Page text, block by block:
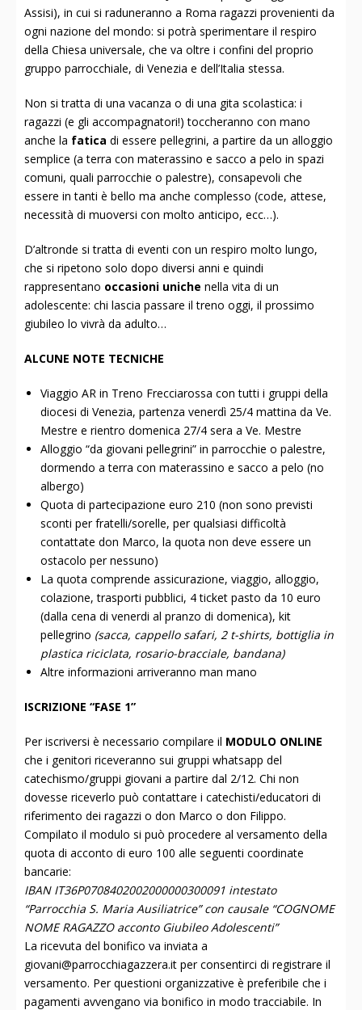
Assisi), in cui si raduneranno a Roma ragazzi provenienti da
ogni nazione del mondo: si potrà sperimentare il respiro
della Chiesa universale, che va oltre i confini del proprio
gruppo parrocchiale, di Venezia e dell’Italia stessa.
Non si tratta di una vacanza o di una gita scolastica: i
ragazzi (e gli accompagnatori!) toccheranno con mano
anche la fatica di essere pellegrini, a partire da un alloggio
semplice (a terra con materassino e sacco a pelo in spazi
comuni, quali parrocchie o palestre), consapevoli che
essere in tanti è bello ma anche complesso (code, attese,
necessità di muoversi con molto anticipo, ecc…).
D’altronde si tratta di eventi con un respiro molto lungo,
che si ripetono solo dopo diversi anni e quindi
rappresentano occasioni uniche nella vita di un
adolescente: chi lascia passare il treno oggi, il prossimo
giubileo lo vivrà da adulto…
ALCUNE NOTE TECNICHE
Viaggio AR in Treno Frecciarossa con tutti i gruppi della
diocesi di Venezia, partenza venerdì 25/4 mattina da Ve.
Mestre e rientro domenica 27/4 sera a Ve. Mestre
Alloggio “da giovani pellegrini” in parrocchie o palestre,
dormendo a terra con materassino e sacco a pelo (no
albergo)
Quota di partecipazione euro 210 (non sono previsti
sconti per fratelli/sorelle, per qualsiasi difficoltà
contattate don Marco, la quota non deve essere un
ostacolo per nessuno)
La quota comprende assicurazione, viaggio, alloggio,
colazione, trasporti pubblici, 4 ticket pasto da 10 euro
(dalla cena di venerdi al pranzo di domenica), kit
pellegrino (sacca, cappello safari, 2 t-shirts, bottiglia in
plastica riciclata, rosario-bracciale, bandana)
Altre informazioni arriveranno man mano
ISCRIZIONE “FASE 1”
Per iscriversi è necessario compilare il MODULO ONLINE
che i genitori riceveranno sui gruppi whatsapp del
catechismo/gruppi giovani a partire dal 2/12. Chi non
dovesse riceverlo può contattare i catechisti/educatori di
riferimento dei ragazzi o don Marco o don Filippo.
Compilato il modulo si può procedere al versamento della
quota di acconto di euro 100 alle seguenti coordinate
bancarie:
IBAN IT36P0708402002000000300091 intestato
“Parrocchia S. Maria Ausiliatrice” con causale “COGNOME
NOME RAGAZZO acconto Giubileo Adolescenti”
La ricevuta del bonifico va inviata a
giovani@parrocchiagazzera.it per consentirci di registrare il
versamento. Per questioni organizzative è preferibile che i
pagamenti avvengano via bonifico in modo tracciabile. In